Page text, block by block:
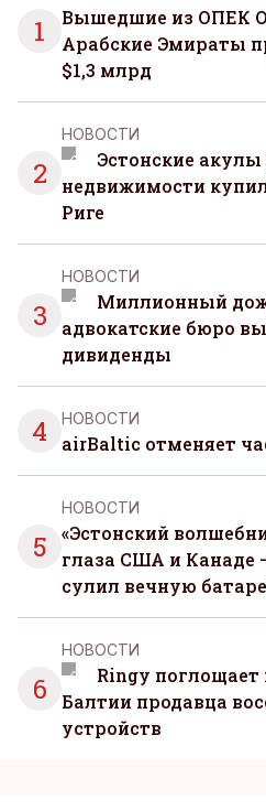
1
Вышедшие из ОПЕК
Арабские Эмираты
$1,3 млрд
2
НОВОСТИ
Эстонские
недвижимости
Риге
3
НОВОСТИ
Миллионный
адвокатские бюро
дивиденды
4 НОВОСТИ
airBaltic отменяет
5
НОВОСТИ
«Эстонский
глаза США и Канаде
сулил вечную
6
НОВОСТИ
Ringy поглощает
Балтии продавца
устройств